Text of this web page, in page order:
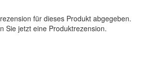
für dieses Produkt abgegeben.
Sie jetzt eine Produktrezension.